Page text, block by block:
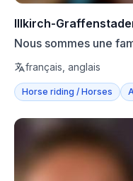
Illkirch-
Nous sommes une
Illkirch-Gra...
français, anglais
Horse riding / Horses